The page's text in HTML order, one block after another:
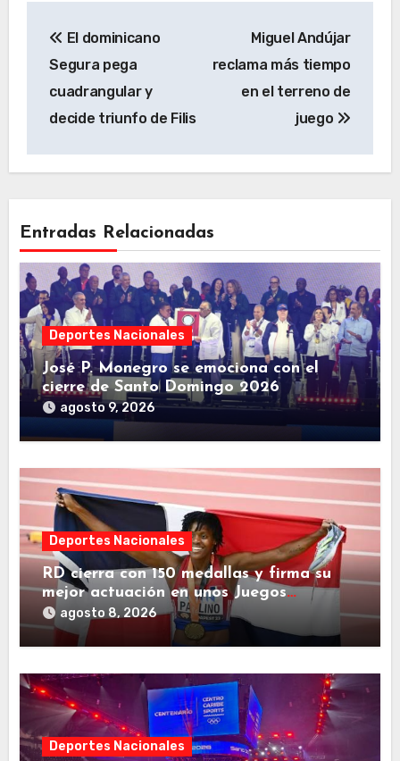
de
entradas
El dominicano
Segura pega
cuadrangular y
decide triunfo de Filis
Miguel Andújar
reclama más tiempo
en el terreno de
juego
Entradas Relacionadas
Deportes Nacionales
José P. Monegro se emociona con el
cierre de Santo Domingo 2026
agosto 9, 2026
Deportes Nacionales
RD cierra con 150 medallas y firma su
mejor actuación en unos Juegos
Centroamericanos
agosto 8, 2026
Deportes Nacionales